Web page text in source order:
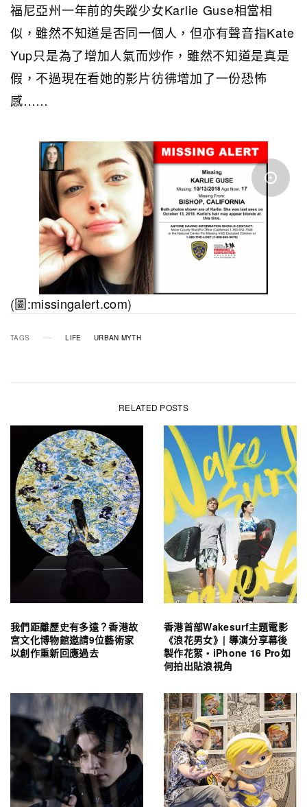
福尼亞州一年前的失蹤少女Karlie Guse相當相
似，雖然不知道是否同一個人，但亦有聲音指Kate
Yup只是為了增加人氣而炒作，雖然不知道是真是
假，不過現在看她的影片彷彿增加了一份恐怖
感……
(圖:missingalert.com)
TAGS LIFE URBAN MYTH
RELATED POSTS
我們距離歷史有多遠？香港故
宮文化博物館邀請9位藝術家
以創作重新回應過去
香港首部Wakesurf主題電影
《浪花男女》| 導演分享幕後
製作花絮・iPhone 16 Pro如
何拍出貼浪視角